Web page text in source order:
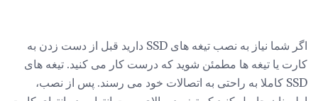
اگر شما نیاز به نصب تیغه های SSD دارید قبل از دست زدن به
کارت یا تیغه ها مطمئن شوید که درست کار می کنید. تیغه های
SSD کاملا به راحتی به اتصالات خود می رسند. پس از نصب،